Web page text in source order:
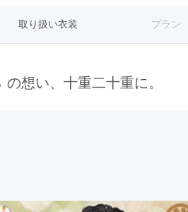
取り扱い衣装 プラン
想い、十重二十重に。